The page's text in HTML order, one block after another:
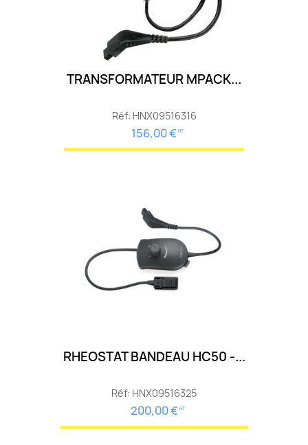
TRANSFORMATEUR MPACK...
Réf: HNX09516316
156,00 € HT
RHEOSTAT BANDEAU HC50 -...
Réf: HNX09516325
200,00 € HT